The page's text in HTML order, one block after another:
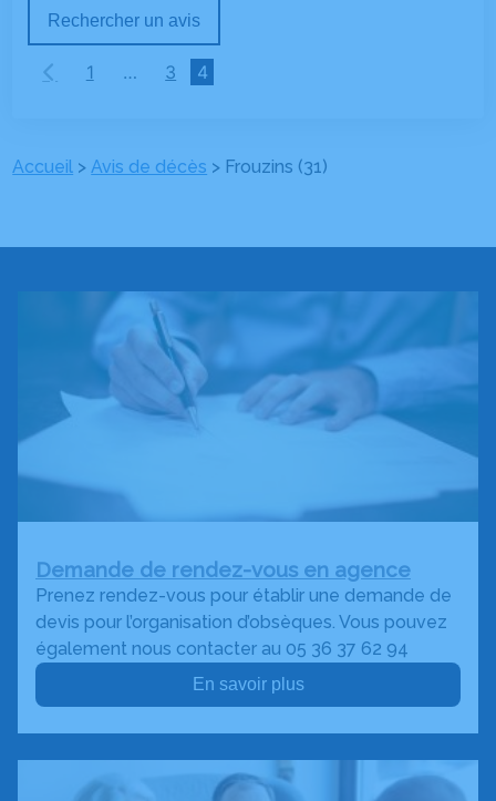
Rechercher un avis
1 … 3 4
Accueil >Avis de décès > Frouzins (31)
Demande de rendez-vous en agence
Prenez rendez-vous pour établir une demande de
devis pour l’organisation d’obsèques. Vous pouvez
également nous contacter au 05 36 37 62 94
En savoir plus